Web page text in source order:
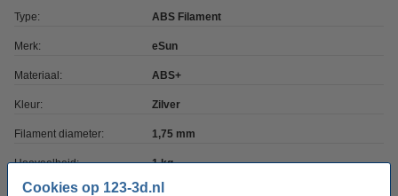
Cookies op 123-3d.nl
Type: ABS Filament
Merk: eSun
Materiaal: ABS+
Kleur: Zilver
Filament diameter: 1,75 mm
Hoeveelheid: 1 kg
Printtemperatuur: 230 - 270 °C